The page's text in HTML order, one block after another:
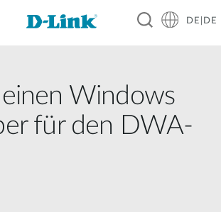
DE|DE
Windows
für den DWA-